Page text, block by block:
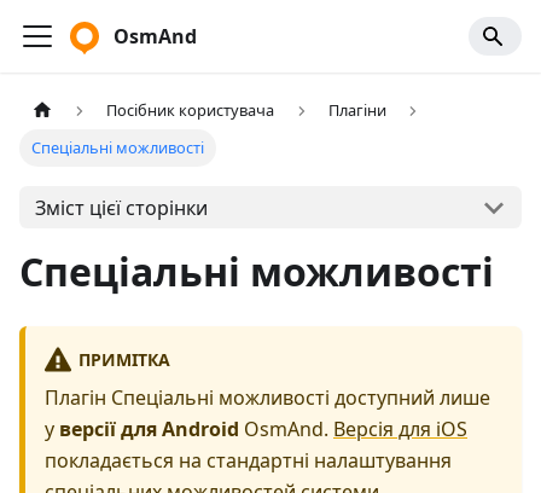
OsmAnd
Посібник користувача
Плагіни
Спеціальні можливості
Зміст цієї сторінки
Спеціальні можливості
ПРИМІТКА
Плагін Спеціальні можливості доступний лише
у версії для Android OsmAnd. Версія для iOS
покладається на стандартні налаштування